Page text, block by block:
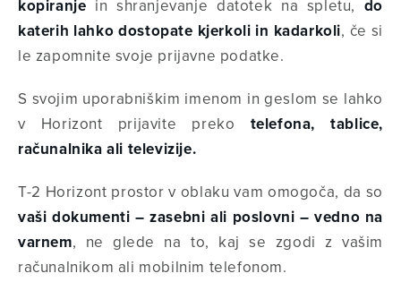
kopiranje in shranjevanje datotek na spletu, do
katerih lahko dostopate kjerkoli in kadarkoli, če si
le zapomnite svoje prijavne podatke.
S svojim uporabniškim imenom in geslom se lahko
v Horizont prijavite preko telefona, tablice,
računalnika ali televizije.
T-2 Horizont prostor v oblaku vam omogoča, da so
vaši dokumenti – zasebni ali poslovni – vedno na
varnem, ne glede na to, kaj se zgodi z vašim
računalnikom ali mobilnim telefonom.